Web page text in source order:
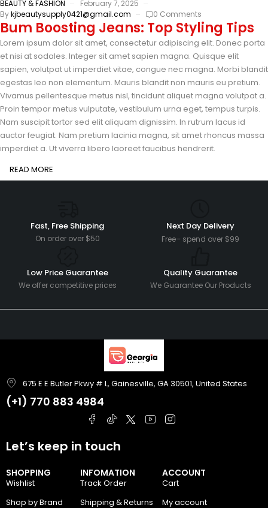
BEAUTY & FASHION
February 7, 2025
Bykjbeautysupply0421@gmail.com 0 Comments
Bum Boosting Jeans: Top Styling Tips
Lorem ipsum dolor sit amet, consectetur adipiscing elit. Donec porta
et nisi at sodales. Integer sit amet sapien magna. Quisque elit
sapien, volutpat ut imperdiet vitae, congue nec magna. Morbi blandit
egestas leo non elementum. Mauris blandit non mauris eu pretium.
Vivamus pellentesque metus nisl, tincidunt aliquet magna volutpat a.
Proin tempor metus vulputate, vestibulum urna eget, tempus turpis.
Nam suscipit tortor sed elit aliquam dignissim. In rutrum lacus id
auctor feugiat. Nam pretium lacinia magna, sit amet rhoncus massa
imperdiet a. Ut viverra libero laoreet faucibus hendrerit.
READ MORE
Fast, Free Shipping
On order over $50
Next Day Delivery
Free– spend over $99
Low Price Guarantee
We offer competitive prices
Quality Guarantee
We Guarantee Our Products
675 E E Butler Pkwy # L, Gainesville, GA 30501, United States
(+1) 770 883 4984
SHOPPING
Wishlist
Shop by Brand
INFOMATION
Track Order
Shipping & Returns
ACCOUNT
Cart
My account
Let’s keep in touch